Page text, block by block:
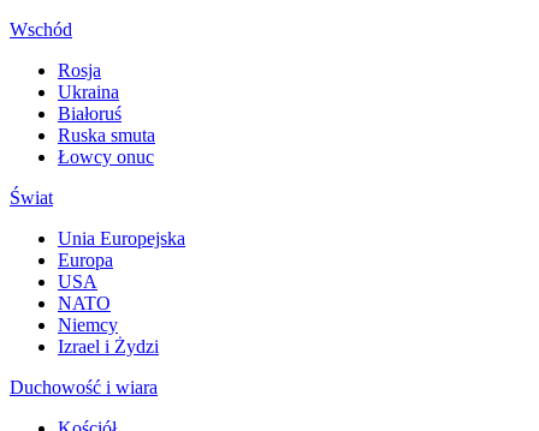
Wschód
Rosja
Ukraina
Białoruś
Ruska smuta
Łowcy onuc
Świat
Unia Europejska
Europa
USA
NATO
Niemcy
Izrael i Żydzi
Duchowość i wiara